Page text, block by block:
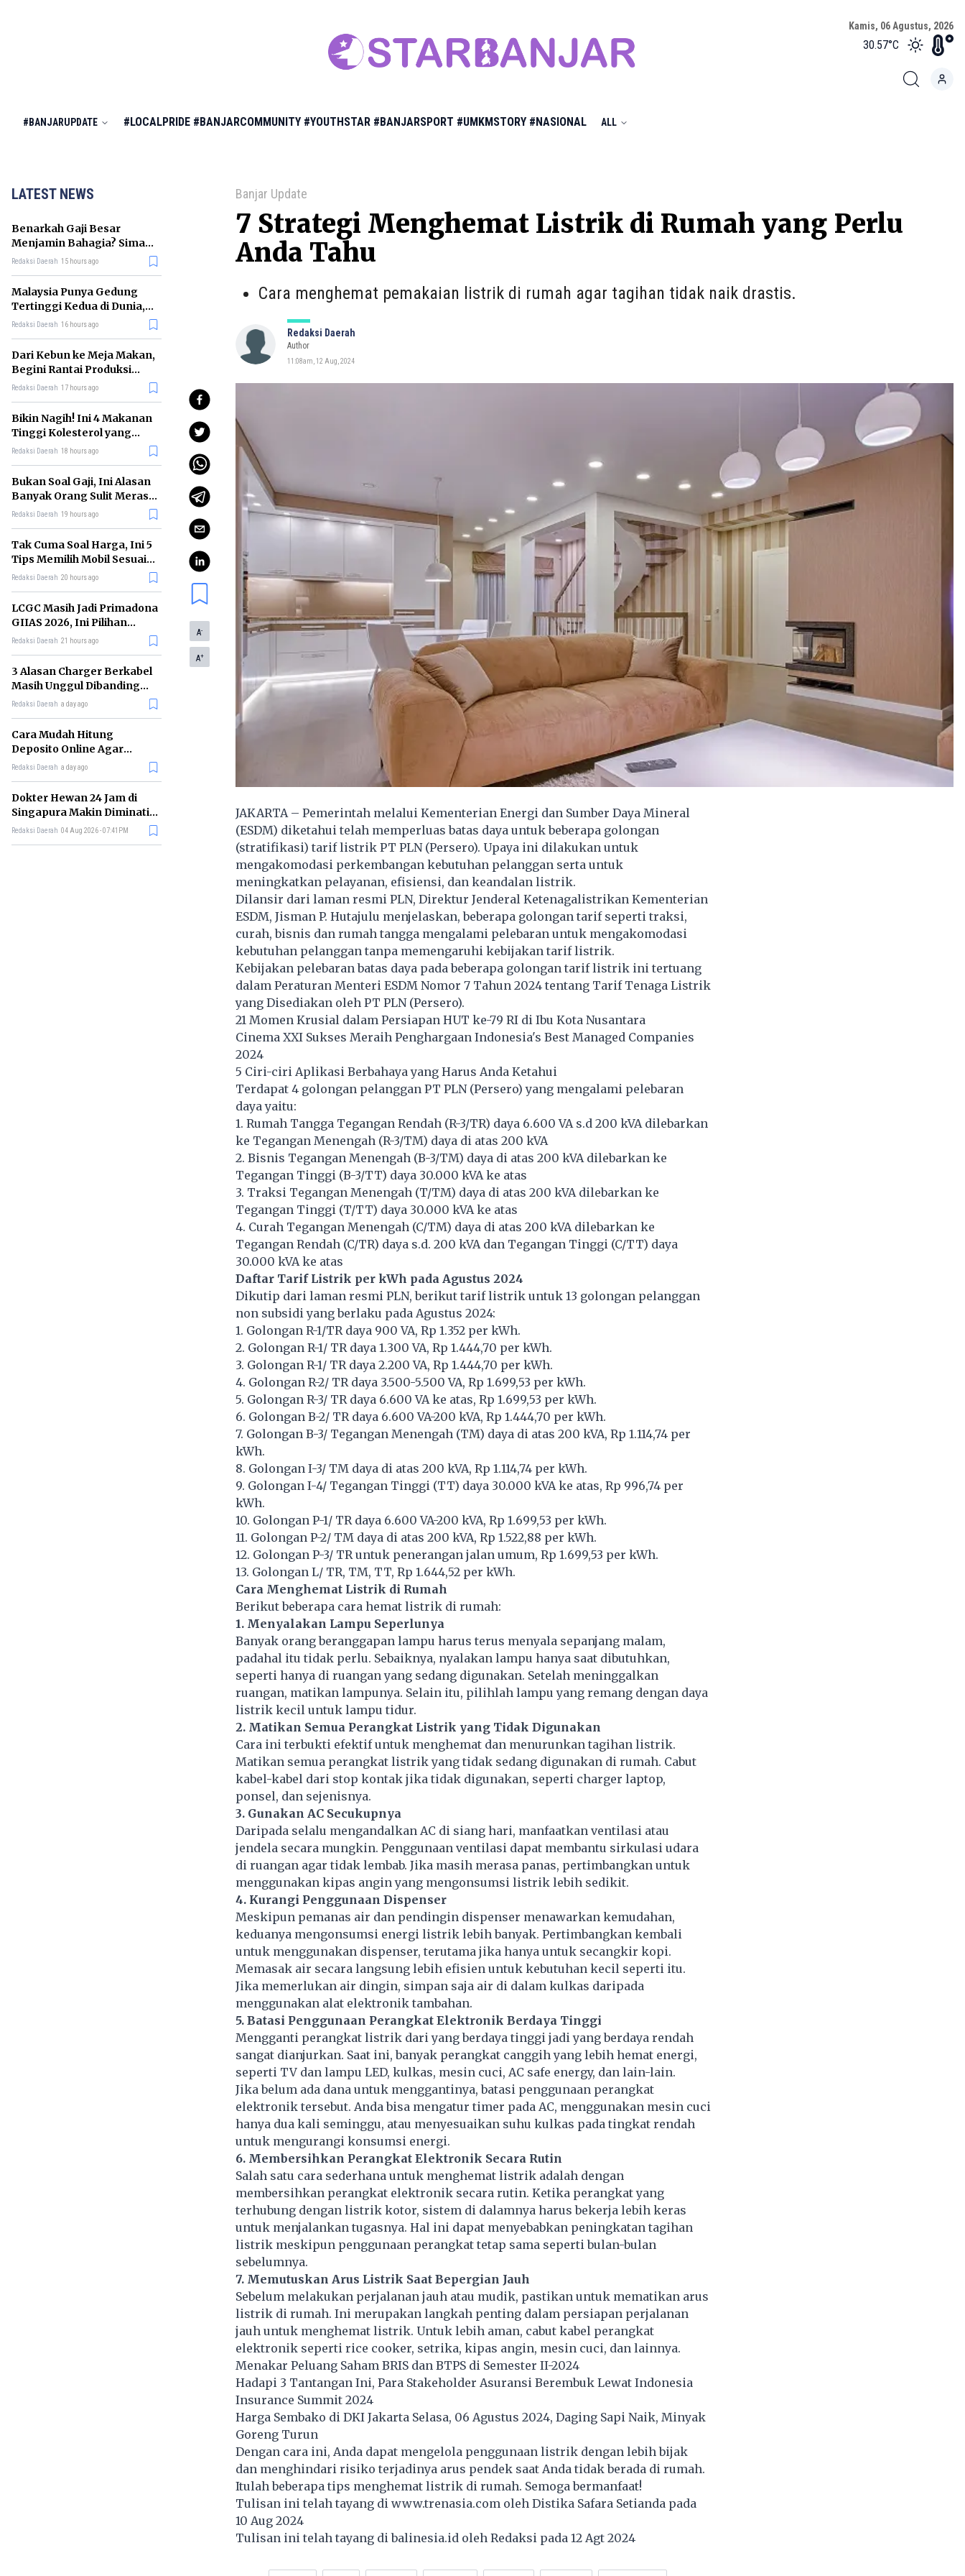
Kamis, 06 Agustus, 2026
30.57°C
#BANJARUPDATE #LOCALPRIDE #BANJARCOMMUNITY #YOUTHSTAR #BANJARSPORT #UMKMSTORY #NASIONAL ALL
LATEST NEWS
Benarkah Gaji Besar
Menjamin Bahagia? Simak
Penjelasan Ilmu Ekonomi
Redaksi Daerah 15 hours ago
Malaysia Punya Gedung
Tertinggi Kedua di Dunia,
Ini Daftar Lengkap 2026
Redaksi Daerah 16 hours ago
Dari Kebun ke Meja Makan,
Begini Rantai Produksi
Sawit di Indonesia
Redaksi Daerah 17 hours ago
Bikin Nagih! Ini 4 Makanan
Tinggi Kolesterol yang
Sebaiknya Dikurangi
Redaksi Daerah 18 hours ago
Bukan Soal Gaji, Ini Alasan
Banyak Orang Sulit Merasa
Cukup
Redaksi Daerah 19 hours ago
Tak Cuma Soal Harga, Ini 5
Tips Memilih Mobil Sesuai
Kebutuhan
Redaksi Daerah 20 hours ago
LCGC Masih Jadi Primadona
GIIAS 2026, Ini Pilihan
Terbaiknya
Redaksi Daerah 21 hours ago
3 Alasan Charger Berkabel
Masih Unggul Dibanding
Wireless Charging
Redaksi Daerah a day ago
Cara Mudah Hitung
Deposito Online Agar
Untung dalam Jangka
Redaksi Daerah a day ago
Dokter Hewan 24 Jam di
Singapura Makin Diminati,
Ini Alasannya
Redaksi Daerah 04 Aug 2026 - 07:41PM
Banjar Update
7 Strategi Menghemat Listrik di Rumah yang Perlu
Anda Tahu
Cara menghemat pemakaian listrik di rumah agar tagihan tidak naik drastis.
Redaksi Daerah
Author
11:08am, 12 Aug, 2024
A-
A+
JAKARTA – Pemerintah melalui Kementerian Energi dan Sumber Daya Mineral
(ESDM) diketahui telah memperluas batas daya untuk beberapa golongan
(stratifikasi) tarif listrik PT PLN(Persero). Upaya ini dilakukan untuk
mengakomodasi perkembangan kebutuhan pelanggan serta untuk
meningkatkan pelayanan, efisiensi, dan keandalan listrik.
Dilansir dari laman resmi PLN, Direktur Jenderal Ketenagalistrikan Kementerian
ESDM, Jisman P. Hutajulu menjelaskan, beberapa golongan tarif seperti traksi,
curah, bisnis dan rumah tangga mengalami pelebaran untuk mengakomodasi
kebutuhan pelanggan tanpa memengaruhi kebijakan tarif listrik.
Kebijakan pelebaran batas daya pada beberapa golongan tarif listrik ini tertuang
dalam Peraturan Menteri ESDM Nomor 7 Tahun 2024 tentang Tarif Tenaga Listrik
yang Disediakan oleh PT PLN (Persero).
21 Momen Krusial dalam Persiapan HUT ke-79 RI di Ibu Kota Nusantara
Cinema XXI Sukses Meraih Penghargaan Indonesia's Best Managed Companies
2024
5 Ciri-ciri Aplikasi Berbahaya yang Harus Anda Ketahui
Terdapat 4 golongan pelanggan PT PLN (Persero) yang mengalami pelebaran
daya yaitu:
1. Rumah Tangga Tegangan Rendah (R-3/TR) daya 6.600 VA s.d 200 kVA dilebarkan
ke Tegangan Menengah (R-3/TM) daya di atas 200 kVA
2. Bisnis Tegangan Menengah (B-3/TM) daya di atas 200 kVA dilebarkan ke
Tegangan Tinggi (B-3/TT) daya 30.000 kVA ke atas
3. Traksi Tegangan Menengah (T/TM) daya di atas 200 kVA dilebarkan ke
Tegangan Tinggi (T/TT) daya 30.000 kVA ke atas
4. Curah Tegangan Menengah (C/TM) daya di atas 200 kVA dilebarkan ke
Tegangan Rendah (C/TR) daya s.d. 200 kVA dan Tegangan Tinggi (C/TT) daya
30.000 kVA ke atas
Daftar Tarif Listrik per kWh pada Agustus 2024
Dikutip dari laman resmi PLN, berikut tarif listrik untuk 13 golongan pelanggan
non subsidi yang berlaku pada Agustus 2024:
1. Golongan R-1/TR daya 900 VA, Rp 1.352 per kWh.
2. Golongan R-1/ TR daya 1.300 VA, Rp 1.444,70 per kWh.
3. Golongan R-1/ TR daya 2.200 VA, Rp 1.444,70 per kWh.
4. Golongan R-2/ TR daya 3.500-5.500 VA, Rp 1.699,53 per kWh.
5. Golongan R-3/ TR daya 6.600 VA ke atas, Rp 1.699,53 per kWh.
6. Golongan B-2/ TR daya 6.600 VA-200 kVA, Rp 1.444,70 per kWh.
7. Golongan B-3/ Tegangan Menengah (TM) daya di atas 200 kVA, Rp 1.114,74 per
kWh.
8. Golongan I-3/ TM daya di atas 200 kVA, Rp 1.114,74 per kWh.
9. Golongan I-4/ Tegangan Tinggi (TT) daya 30.000 kVA ke atas, Rp 996,74 per
kWh.
10. Golongan P-1/ TR daya 6.600 VA-200 kVA, Rp 1.699,53 per kWh.
11. Golongan P-2/ TM daya di atas 200 kVA, Rp 1.522,88 per kWh.
12. Golongan P-3/ TR untuk penerangan jalan umum, Rp 1.699,53 per kWh.
13. Golongan L/ TR, TM, TT, Rp 1.644,52 per kWh.
Cara Menghemat Listrik di Rumah
Berikut beberapa cara hemat listrik di rumah:
1. Menyalakan Lampu Seperlunya
Banyak orang beranggapan lampu harus terus menyala sepanjang malam,
padahal itu tidak perlu. Sebaiknya, nyalakan lampu hanya saat dibutuhkan,
seperti hanya di ruangan yang sedang digunakan. Setelah meninggalkan
ruangan, matikan lampunya. Selain itu, pilihlah lampu yang remang dengan daya
listrik kecil untuk lampu tidur.
2. Matikan Semua Perangkat Listrik yang Tidak Digunakan
Cara ini terbukti efektif untuk menghemat dan menurunkan tagihan listrik.
Matikan semua perangkat listrik yang tidak sedang digunakan di rumah. Cabut
kabel-kabel dari stop kontak jika tidak digunakan, seperti charger laptop,
ponsel, dan sejenisnya.
3. Gunakan AC Secukupnya
Daripada selalu mengandalkan AC di siang hari, manfaatkan ventilasi atau
jendela secara mungkin. Penggunaan ventilasi dapat membantu sirkulasi udara
di ruangan agar tidak lembab. Jika masih merasa panas, pertimbangkan untuk
menggunakan kipas angin yang mengonsumsi listrik lebih sedikit.
4. Kurangi Penggunaan Dispenser
Meskipun pemanas air dan pendingin dispenser menawarkan kemudahan,
keduanya mengonsumsi energi listrik lebih banyak. Pertimbangkan kembali
untuk menggunakan dispenser, terutama jika hanya untuk secangkir kopi.
Memasak air secara langsung lebih efisien untuk kebutuhan kecil seperti itu.
Jika memerlukan air dingin, simpan saja air di dalam kulkas daripada
menggunakan alat elektronik tambahan.
5. Batasi Penggunaan Perangkat Elektronik Berdaya Tinggi
Mengganti perangkat listrik dari yang berdaya tinggi jadi yang berdaya rendah
sangat dianjurkan. Saat ini, banyak perangkat canggih yang lebih hemat energi,
seperti TV dan lampu LED, kulkas, mesin cuci, AC safe energy, dan lain-lain.
Jika belum ada dana untuk menggantinya, batasi penggunaan perangkat
elektronik tersebut. Anda bisa mengatur timer pada AC, menggunakan mesin cuci
hanya dua kali seminggu, atau menyesuaikan suhu kulkas pada tingkat rendah
untuk mengurangi konsumsi energi.
6. Membersihkan Perangkat Elektronik Secara Rutin
Salah satu cara sederhana untuk menghemat listrik adalah dengan
membersihkan perangkat elektroniksecara rutin. Ketika perangkat yang
terhubung dengan listrik kotor, sistem di dalamnya harus bekerja lebih keras
untuk menjalankan tugasnya. Hal ini dapat menyebabkan peningkatan tagihan
listrik meskipun penggunaan perangkat tetap sama seperti bulan-bulan
sebelumnya.
7. Memutuskan Arus Listrik Saat Bepergian Jauh
Sebelum melakukan perjalanan jauh atau mudik, pastikan untuk mematikan arus
listrik di rumah. Ini merupakan langkah penting dalam persiapan perjalanan
jauh untuk menghemat listrik. Untuk lebih aman, cabut kabel perangkat
elektronik seperti rice cooker, setrika, kipas angin, mesin cuci, dan lainnya.
Menakar Peluang Saham BRIS dan BTPS di Semester II-2024
Hadapi 3 Tantangan Ini, Para Stakeholder Asuransi Berembuk Lewat Indonesia
Insurance Summit 2024
Harga Sembako di DKI Jakarta Selasa, 06 Agustus 2024, Daging Sapi Naik, Minyak
Goreng Turun
Dengan cara ini, Anda dapat mengelola penggunaan listrik dengan lebih bijak
dan menghindari risiko terjadinya arus pendek saat Anda tidak berada di rumah.
Itulah beberapa tips menghemat listrik di rumah. Semoga bermanfaat!
Tulisan ini telah tayang di www.trenasia.com oleh Distika Safara Setianda pada
10 Aug 2024
Tulisan ini telah tayang dibalinesia.id oleh Redaksi pada 12 Agt 2024